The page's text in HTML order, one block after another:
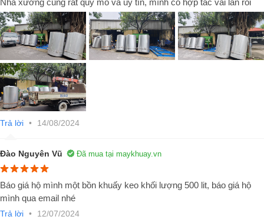
có thể là động cơ điện hoặc động cơ thủy lực, tùy thuộc vào nhu cầu
sử dụng.
Hệ Thống Điều Khiển: Bao gồm các bộ điều khiển tốc độ và thời gian
trộn, giúp điều chỉnh quá trình trộn keo để đạt được kết quả mong
muốn.
Hệ Thống Làm Nguội Hoặc Gia Nhiệt: Một số bồn trộn keo được trang
bị hệ thống làm nguội hoặc gia nhiệt để kiểm soát nhiệt độ của keo
Trả lời • 14/08/2024
Đào Nguyên Vũ Đã mua tại maykhuay.vn
Báo giá hộ mình một bồn khuấy keo khối lượng 500 lit, báo giá hộ
mình qua email nhé
Trả lời • 12/07/2024